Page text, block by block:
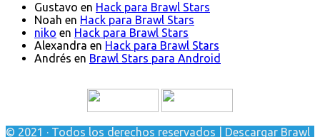
Gustavo en Hack para Brawl Stars
Noah en Hack para Brawl Stars
niko en Hack para Brawl Stars
Alexandra en Hack para Brawl Stars
Andrés en Brawl Stars para Android
© 2021 · Todos los derechos reservados | Descargar Brawl